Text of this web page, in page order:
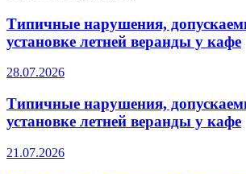
Типичные нарушения,
установке летней веранды у кафе
28.07.2026
Типичные нарушения,
установке летней веранды у кафе
21.07.2026